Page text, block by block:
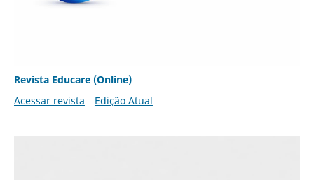
Revista Educare (Online)
Acessar revista
Edição Atual